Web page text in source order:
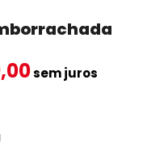
sem juros